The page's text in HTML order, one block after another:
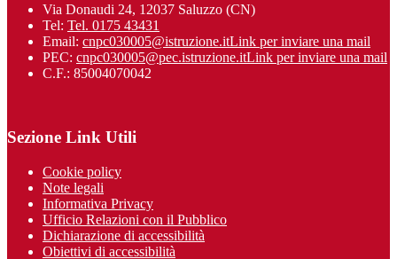
Via Donaudi 24, 12037 Saluzzo (CN)
Tel: Tel. 0175 43431
Email: cnpc030005@istruzione.itLink per inviare una mail
PEC: cnpc030005@pec.istruzione.itLink per inviare una mail
C.F.: 85004070042
Sezione Link Utili
Cookie policy
Note legali
Informativa Privacy
Ufficio Relazioni con il Pubblico
Dichiarazione di accessibilità
Obiettivi di accessibilità